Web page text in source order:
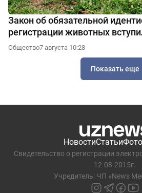
Закон об обязательной
регистрации животных
Общество7 августа 10:28
Показать еще
НовостиСтатьиФото
Свидетельство о регистрации
12.08.2015г.
Учредитель: ЧП «News